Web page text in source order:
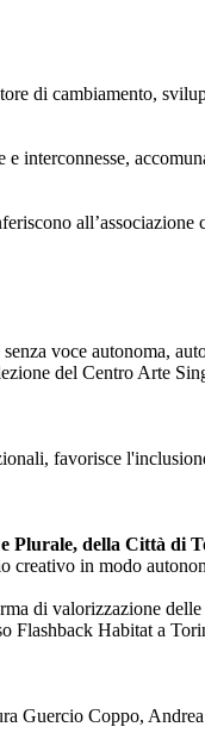
di cambiamento,
e interconnesse,
all’associazione
voce autonoma,
del Centro Arte
favorisce
Plurale, della Città di
creativo in modo
di valorizzazione
Flashback Habitat a
Guercio Coppo,